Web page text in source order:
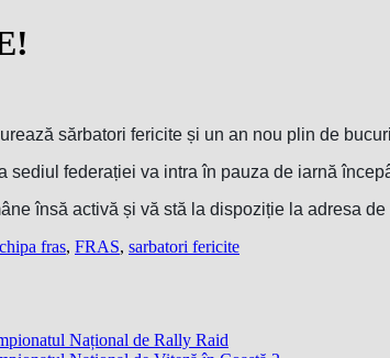
sărbatori fericite și un an nou plin de
sediul federației va intra în pauza de iarnă
însă activă și vă stă la dispoziție la adresa de
fras, FRAS, sarbatori fericite
Național de Rally Raid